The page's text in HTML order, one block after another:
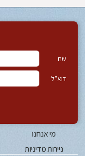
שם
דוא”ל
מי אנחנו
ניירות מדיניות